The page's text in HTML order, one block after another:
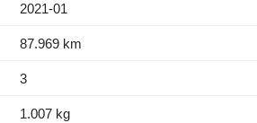
2021-01
87.969 km
3
1.007 kg